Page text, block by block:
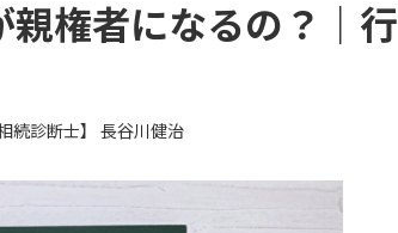
権者になるの？｜行
続診断士】 長谷川健治